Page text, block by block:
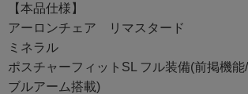
【本品仕様】
アーロンチェア リマスタード
ミネラル
ポスチャーフィットSL フル装備(前掲機能
ブルアーム搭載)